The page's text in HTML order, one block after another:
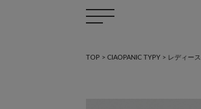
TOP > CIAOPANIC TYPY > レディース